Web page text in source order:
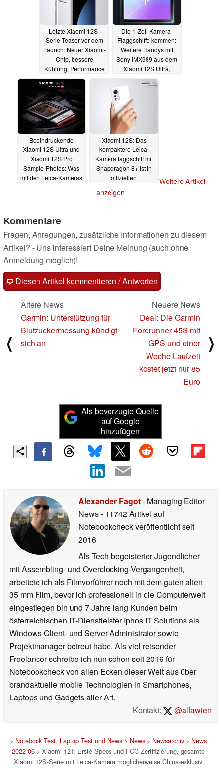
Letzte Xiaomi 12S-
Serie Teaser vor dem
Launch: Neuer Xiaomi-
Chip, bessere
Kühlung, Performance
und Effizienz02.07.2022
Die 1-Zoll-Kamera-
Flaggschiffe kommen:
Weitere Handys mit
Sony IMX989 aus dem
Xiaomi 12S Ultra,
potentiell auch ein
Xperia Pro-G30.06.2022
Beeindruckende
Xiaomi 12S Ultra und
Xiaomi 12S Pro
Sample-Photos: Was
mit den Leica-Kameras
Xiaomi 12S: Das
kompaktere Leica-
Kameraflaggschiff mit
Snapdragon 8+ ist in
offiziellen
sehen29.06.2022
Weitere Artikel
anzeigen
Kommentare
Fragen, Anregungen, zusätzliche Informationen zu diesem
Artikel? - Uns interessiert Deine Meinung (auch ohne
Anmeldung möglich)!
Diesen Artikel kommentieren / Antworten
⟨
Ältere News
Garmin: Unterstützung für
Blutzuckermessung kündigt
sich an
Neuere News
Deal: Die Garmin
Forerunner 45S mit
GPS und einer
Woche Laufzeit
kostet jetzt nur 85
Euro
⟩
Als bevorzugte Quelle
auf Google
hinzufügen
Alexander Fagot- Managing Editor
News- 11742 Artikel auf
Notebookcheck veröffentlichtseit
2016
Als Tech-begeisterter Jugendlicher
mit Assembling- und Overclocking-Vergangenheit,
arbeitete ich als Filmvorführer noch mit dem guten alten
35 mm Film, bevor ich professionell in die Computerwelt
eingestiegen bin und 7 Jahre lang Kunden beim
österreichischen IT-Dienstleister Iphos IT Solutions als
Windows Client- und Server-Administrator sowie
Projektmanager betreut habe. Als viel reisender
Freelancer schreibe ich nun schon seit 2016 für
Notebookcheck von allen Ecken dieser Welt aus über
brandaktuelle mobile Technologien in Smartphones,
Laptops und Gadgets aller Art.
Kontakt:
@alfawien
> Notebook Test, Laptop Test und News> News> Newsarchiv> News
2022-06> Xiaomi 12T: Erste Specs und FCC-Zertifizierung, gesamte
Xiaomi 12S-Serie mit Leica-Kamera möglicherweise China-exklusiv